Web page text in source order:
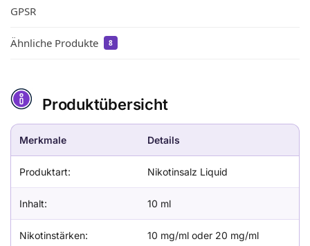
GPSR
Ähnliche Produkte 8
Produktübersicht
Merkmale Details
Produktart: Nikotinsalz Liquid
Inhalt: 10 ml
Nikotinstärken: 10 mg/ml oder 20 mg/ml